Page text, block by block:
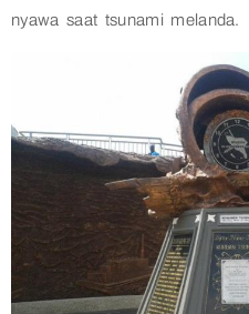
nyawa saat tsunami melanda.